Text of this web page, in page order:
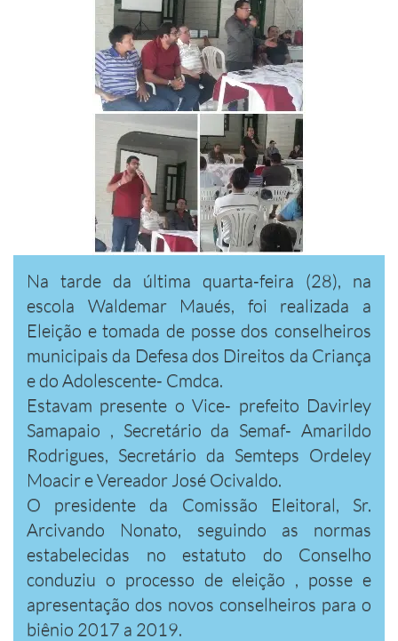
Na tarde da última quarta-feira (28), na
escola Waldemar Maués, foi realizada a
Eleição e tomada de posse dos conselheiros
municipais da Defesa dos Direitos da Criança
e do Adolescente- Cmdca.
Estavam presente o Vice- prefeito Davirley
Samapaio , Secretário da Semaf- Amarildo
Rodrigues, Secretário da Semteps Ordeley
Moacir e Vereador José Ocivaldo.
O presidente da Comissão Eleitoral, Sr.
Arcivando Nonato, seguindo as normas
estabelecidas no estatuto do Conselho
conduziu o processo de eleição , posse e
apresentação dos novos conselheiros para o
biênio 2017 a 2019.